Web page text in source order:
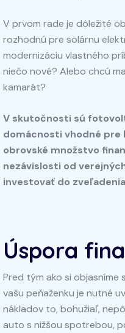
V prvom rade je dôležité
rozhodnú pre solárnu
modernizáciu vlastného
niečo nové? Alebo chcú
kamarát?
V skutočnosti sú
domácnosti vhodné
obrovské množstvo
nezávislosti od
investovať do
Úspora
Pred tým ako si
vašu peňaženku je nutné
nákladov to, bohužiaľ,
auto s nižšou spotrebou,